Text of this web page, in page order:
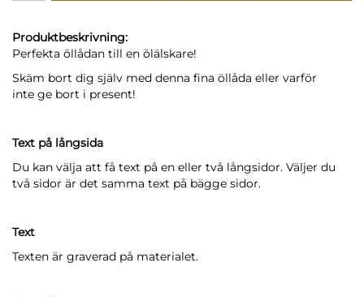
Produktbeskrivning:
Perfekta öllådan till en ölälskare!
Skäm bort dig själv med denna fina öllåda eller varför
inte ge bort i present!
Text på långsida
Du kan välja att få text på en eller två långsidor. Väljer du
två sidor är det samma text på bägge sidor.
Text
Texten är graverad på materialet.